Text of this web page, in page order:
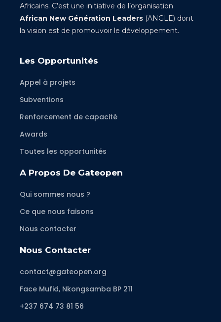
Africains. C’est une initiative de l’organisation
African New Génération Leaders (ANGLE) dont
la vision est de promouvoir le développement.
Les Opportunités
Appel à projets
Subventions
Renforcement de capacité
Awards
Toutes les opportunités
A Propos De Gateopen
Qui sommes nous ?
Ce que nous faisons
Nous contacter
Nous Contacter
contact@gateopen.org
Face Mufid, Nkongsamba BP 211
+237 674 73 81 56